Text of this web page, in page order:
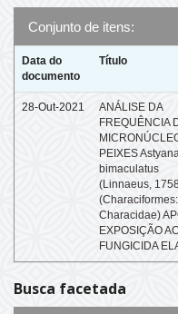
Conjunto de itens:
Data do
documento
Título
28-Out-2021
ANÁLISE DA
FREQUÊNCIA
PEIXES
bimaculatus
(Linnaeus,
(Characiformes:
Characidae)
EXPOSIÇÃO
FUNGICIDA
Busca facetada